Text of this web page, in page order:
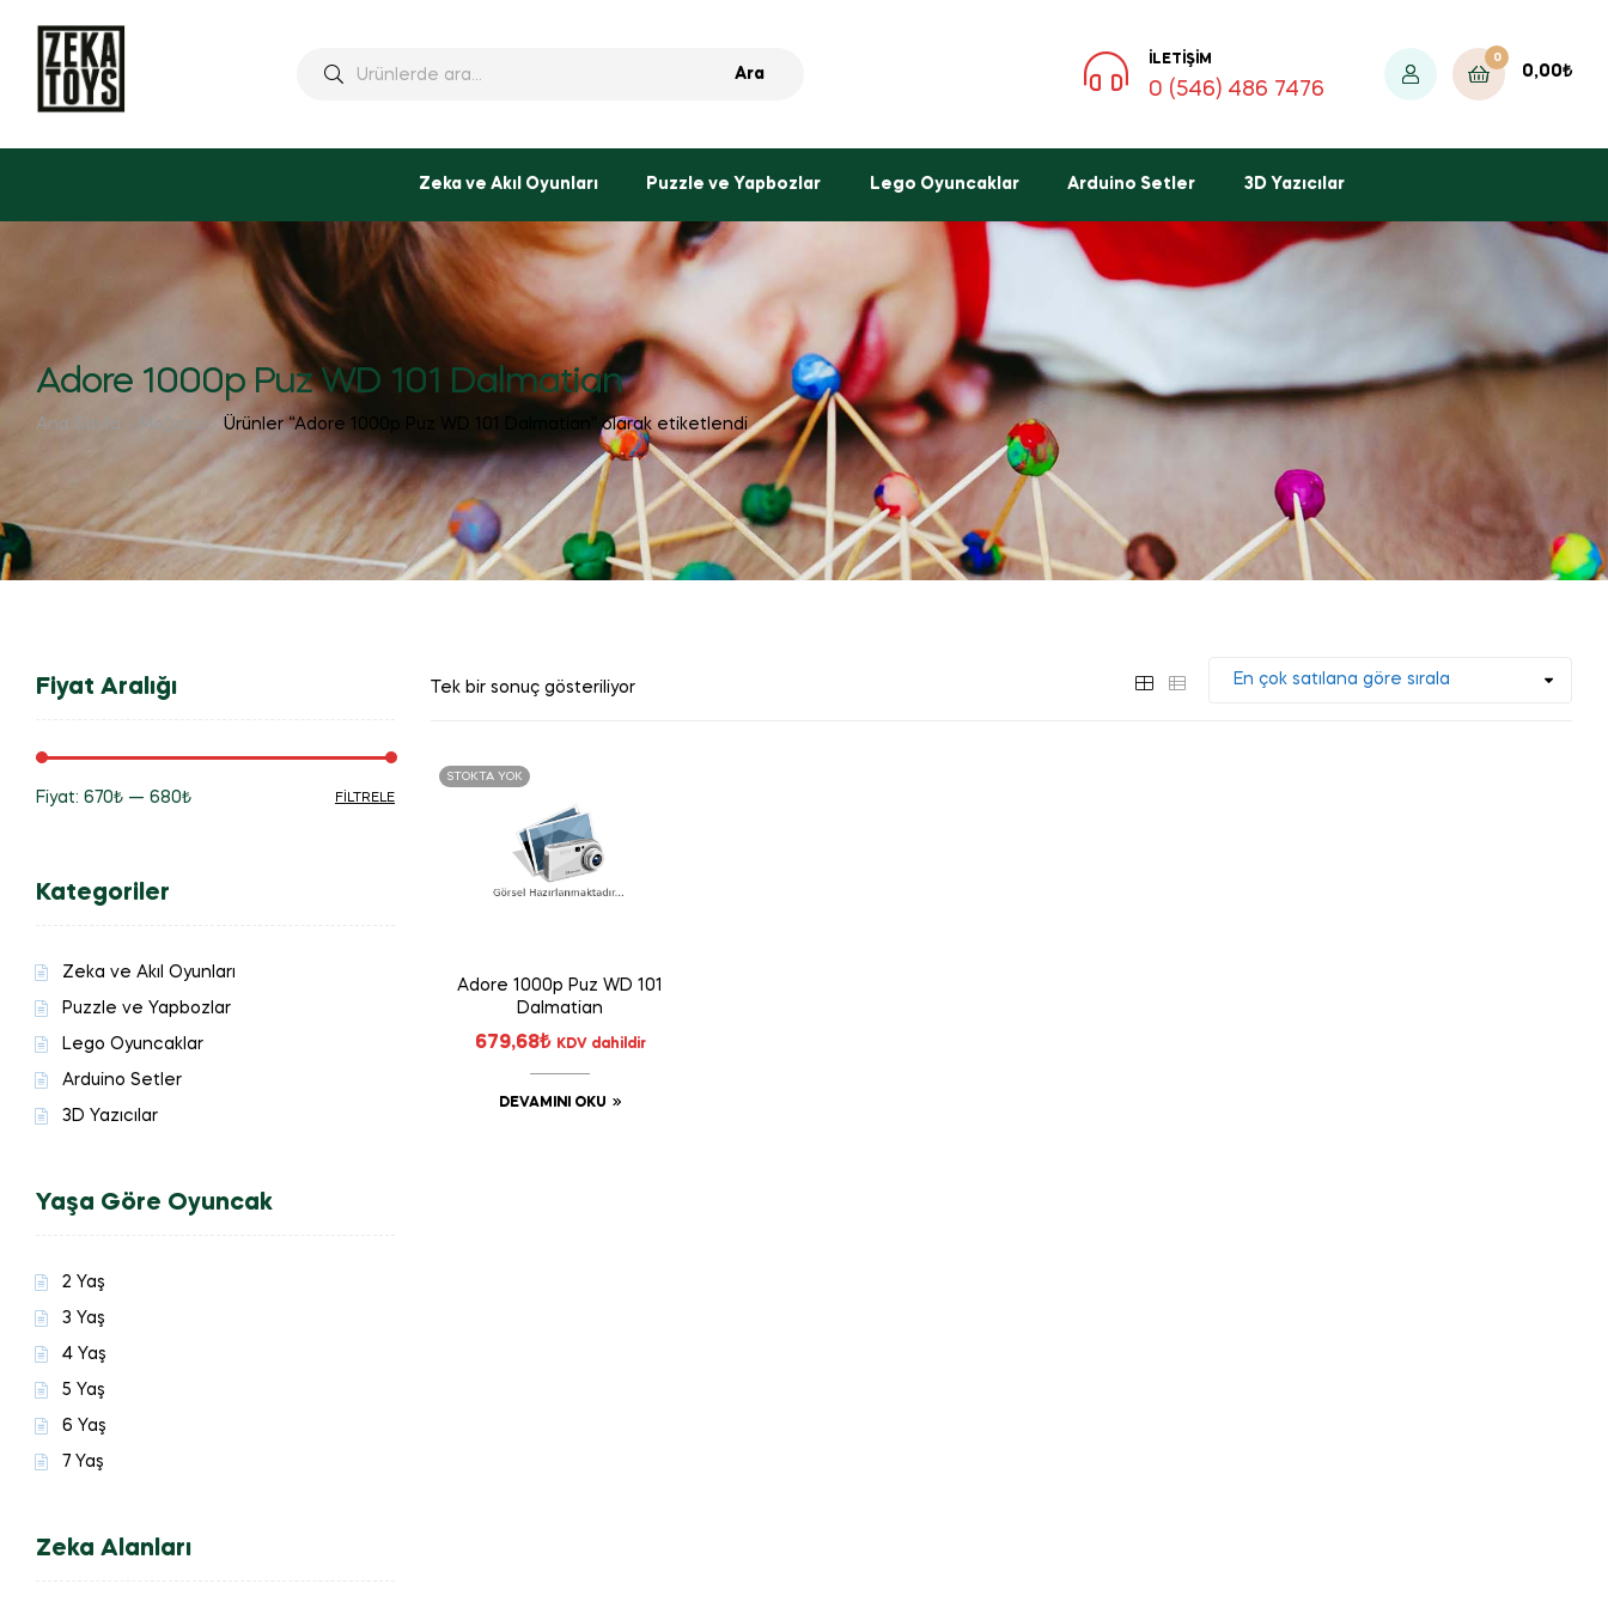
Ara
İLETIŞIM
0 (546) 486 7476
0
0,00₺
Zeka ve Akıl Oyunları Puzzle ve Yapbozlar Lego Oyuncaklar Arduino Setler 3D Yazıcılar
Adore 1000p Puz WD 101 Dalmatian
Ana Sayfa Ürünler “Adore 1000p Puz WD 101 Dalmatian” olarak etiketlendi
Tek bir sonuç gösteriliyor
STOKTA YOK
Adore 1000p Puz WD 101
Dalmatian
679,68₺ KDV dahildir
DEVAMINI OKU
Fiyat Aralığı
FILTRELE
Fiyat: 670₺ — 680₺
Kategoriler
Zeka ve Akıl Oyunları
Puzzle ve Yapbozlar
Lego Oyuncaklar
Arduino Setler
3D Yazıcılar
Yaşa Göre Oyuncak
2 Yaş
3 Yaş
4 Yaş
5 Yaş
6 Yaş
7 Yaş
Zeka Alanları